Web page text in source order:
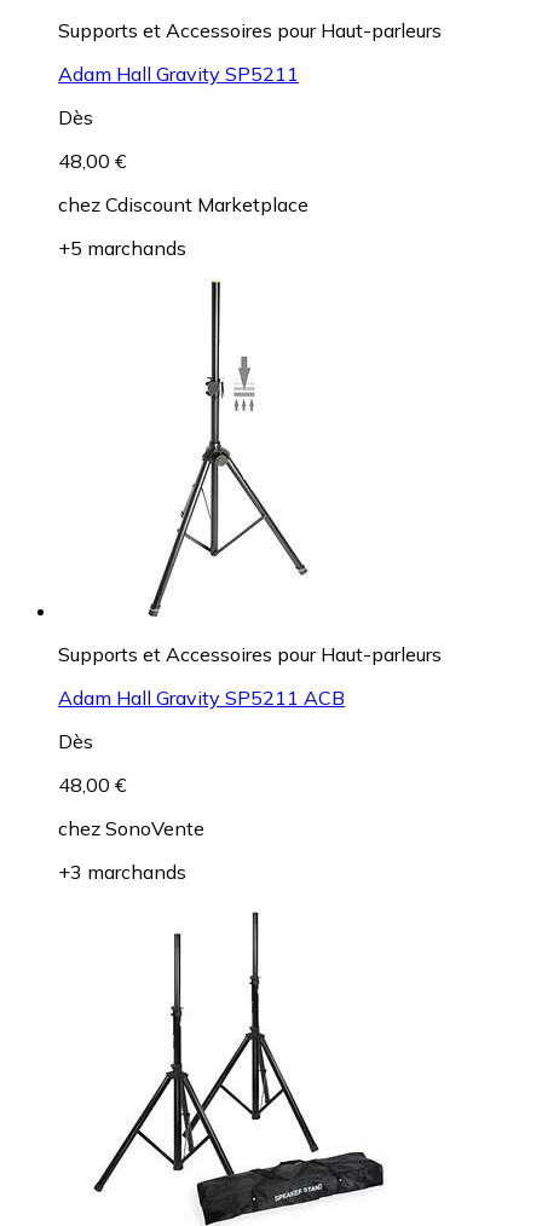
Supports et Accessoires pour Haut-parleurs
Adam Hall Gravity SP5211
Dès
48,00 €
chez Cdiscount Marketplace
+5 marchands
Supports et Accessoires pour Haut-parleurs
Adam Hall Gravity SP5211 ACB
Dès
48,00 €
chez SonoVente
+3 marchands